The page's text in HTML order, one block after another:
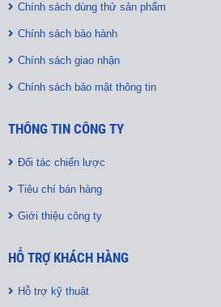
Chính sách dùng thử sản phẩm
Chính sách bảo hành
Chính sách giao nhận
Chính sách bảo mật thông tin
THÔNG TIN CÔNG TY
Đối tác chiến lược
Tiêu chí bán hàng
Giới thiệu công ty
HỖ TRỢ KHÁCH HÀNG
Hỗ trợ kỹ thuật